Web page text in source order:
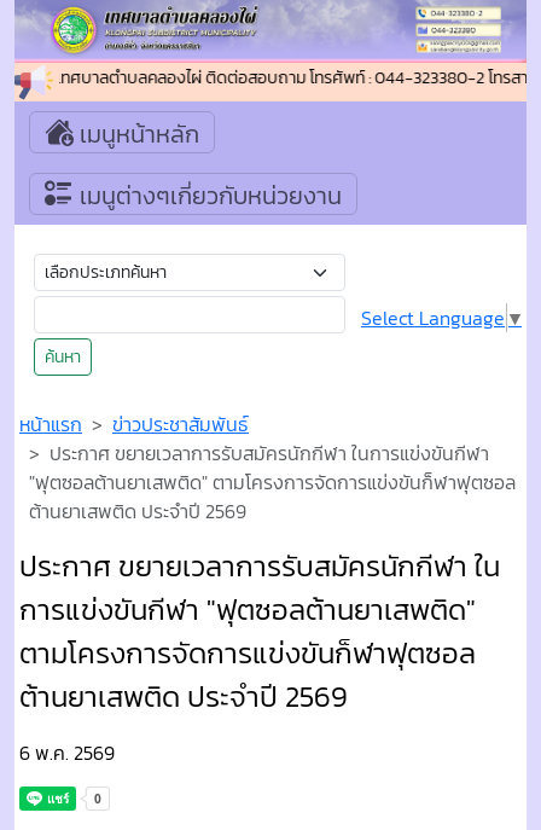
ข้าสู่ เทศบาลตำบลคลองไผ่ ติดต่อสอบถาม โทรศัพท์ : 044-323380-2 โทรสา
เมนูหน้าหลัก
เมนูต่างๆเกี่ยวกับหน่วยงาน
ค้นหา
Select Language ▼
หน้าแรก
ข่าวประชาสัมพันธ์
ประกาศ ขยายเวลาการรับสมัครนักกีฬา ในการแข่งขันกีฬา
"ฟุตซอลต้านยาเสพติด" ตามโครงการจัดการแข่งขันก็ฬาฟุตซอล
ต้านยาเสพติด ประจำปี 2569
ประกาศ ขยายเวลาการรับสมัครนักกีฬา ใน
การแข่งขันกีฬา "ฟุตซอลต้านยาเสพติด"
ตามโครงการจัดการแข่งขันก็ฬาฟุตซอล
ต้านยาเสพติด ประจำปี 2569
6 พ.ค. 2569